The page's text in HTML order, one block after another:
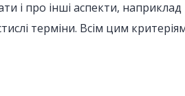
і про інші аспекти,
терміни. Всім цим